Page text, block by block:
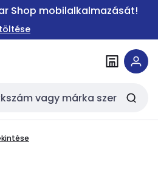
Shop mobilalkalmazását!